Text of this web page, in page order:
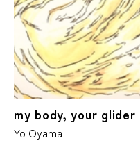
my body, your glider
Yo Oyama